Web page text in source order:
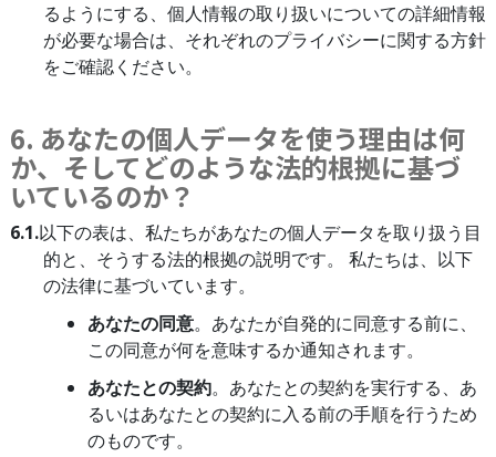
るようにする、個人情報の取り扱いについての詳細情報
が必要な場合は、それぞれのプライバシーに関する方針
をご確認ください。
6. あなたの個人データを使う理由は何
か、そしてどのような法的根拠に基づ
いているのか？
6.1.以下の表は、私たちがあなたの個人データを取り扱う目
的と、そうする法的根拠の説明です。 私たちは、以下
の法律に基づいています。
あなたの同意。あなたが自発的に同意する前に、
この同意が何を意味するか通知されます。
あなたとの契約。あなたとの契約を実行する、あ
るいはあなたとの契約に入る前の手順を行うため
のものです。